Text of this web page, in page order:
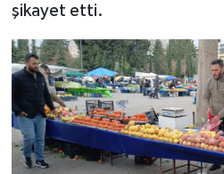
şikayet etti.